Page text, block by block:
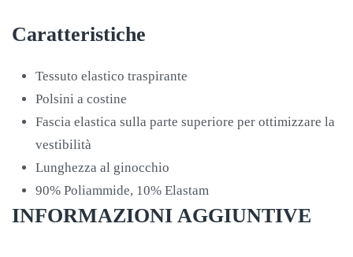
Caratteristiche
Tessuto elastico traspirante
Polsini a costine
Fascia elastica sulla parte superiore per ottimizzare la
vestibilità
Lunghezza al ginocchio
90% Poliammide, 10% Elastam
INFORMAZIONI AGGIUNTIVE